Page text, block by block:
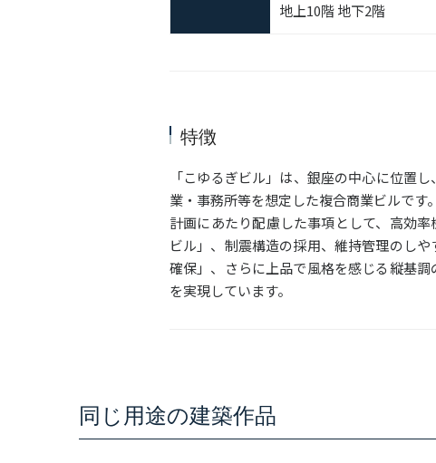
地上10階 地下2階
特徴
「こゆるぎビル」は、銀座の中心に位置
業・事務所等を想定した複合商業ビルです。
計画にあたり配慮した事項として、高効
ビル」、制震構造の採用、維持管理のし
確保」、さらに上品で風格を感じる縦基
を実現しています。
同じ用途の建築作品